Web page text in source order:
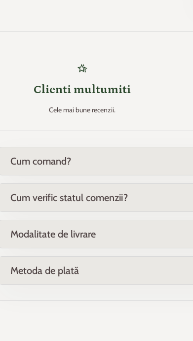
hotel_class
Clienti multumiti
Cele mai bune recenzii.
Cum comand?
Cum verific statul comenzii?
Modalitate de livrare
Metoda de plată